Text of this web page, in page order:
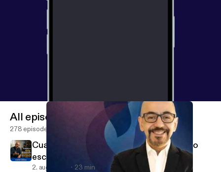
All episodes
278 episodes
Cuando el dolor incomoda, ¿acompañas o
escapas?
2. aug. 2026 23 min